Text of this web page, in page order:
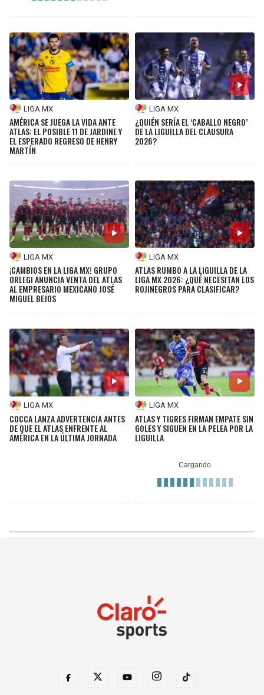
LIGA MX
AMÉRICA SE JUEGA LA VIDA ANTE
ATLAS: EL POSIBLE 11 DE JARDINE Y
EL ESPERADO REGRESO DE HENRY
MARTÍN
LIGA MX
¿QUIÉN SERÍA EL ‘CABALLO NEGRO’
DE LA LIGUILLA DEL CLAUSURA
2026?
LIGA MX
¡CAMBIOS EN LA LIGA MX! GRUPO
ORLEGI ANUNCIA VENTA DEL ATLAS
AL EMPRESARIO MEXICANO JOSÉ
MIGUEL BEJOS
LIGA MX
ATLAS RUMBO A LA LIGUILLA DE LA
LIGA MX 2026: ¿QUÉ NECESITAN LOS
ROJINEGROS PARA CLASIFICAR?
LIGA MX
COCCA LANZA ADVERTENCIA ANTES
DE QUE EL ATLAS ENFRENTE AL
AMÉRICA EN LA ÚLTIMA JORNADA
LIGA MX
ATLAS Y TIGRES FIRMAN EMPATE SIN
GOLES Y SIGUEN EN LA PELEA POR LA
LIGUILLA